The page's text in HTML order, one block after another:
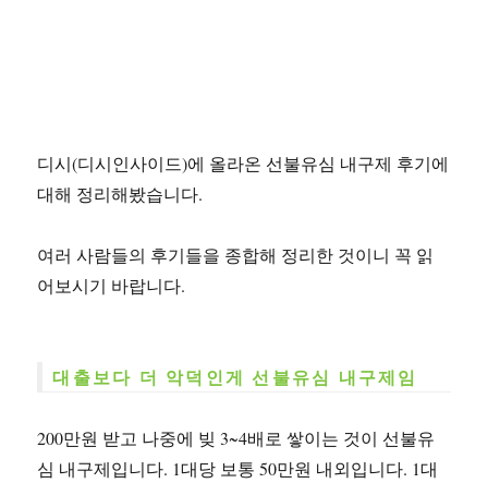
디시(디시인사이드)에 올라온 선불유심 내구제 후기에
대해 정리해봤습니다.
여러 사람들의 후기들을 종합해 정리한 것이니 꼭 읽
어보시기 바랍니다.
대출보다 더 악덕인게 선불유심 내구제임
200만원 받고 나중에 빚 3~4배로 쌓이는 것이 선불유
심 내구제입니다. 1대당 보통 50만원 내외입니다. 1대